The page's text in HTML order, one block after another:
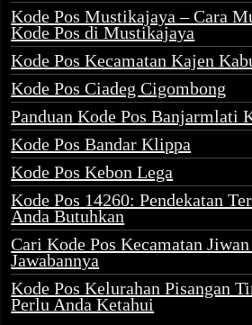
Kode Pos Mustikajaya – Cara
Kode Pos di Mustikajaya
Kode Pos Kecamatan Kajen
Kode Pos Ciadeg Cigombong
Panduan Kode Pos Banjarmlati
Kode Pos Bandar Klippa
Kode Pos Kebon Lega
Kode Pos 14260: Pendekatan
Anda Butuhkan
Cari Kode Pos Kecamatan
Jawabannya
Kode Pos Kelurahan Pisangan
Perlu Anda Ketahui